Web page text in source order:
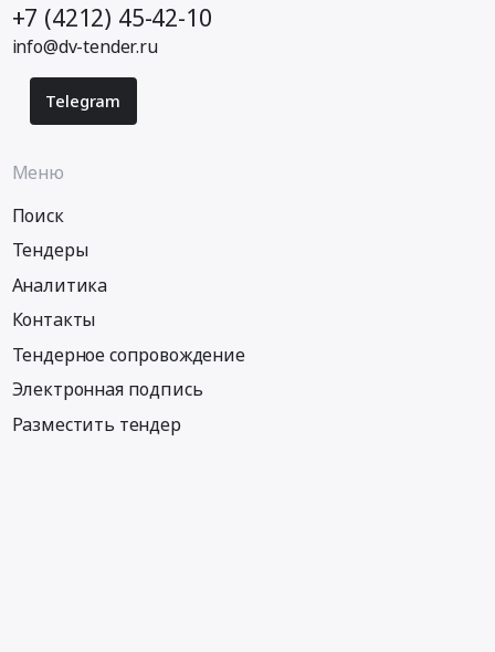
+7 (4212) 45-42-10
info@dv-tender.ru
Telegram
Меню
Поиск
Тендеры
Аналитика
Контакты
Тендерное сопровождение
Электронная подпись
Разместить тендер